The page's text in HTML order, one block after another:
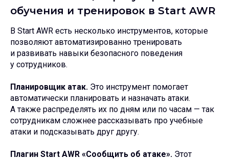
обучения и тренировок в Start AWR
В Start AWR есть несколько инструментов, которые
позволяют автоматизированно тренировать
и развивать навыки безопасного поведения
у сотрудников.
Планировщик атак. Это инструмент помогает
автоматически планировать и назначать атаки.
А также распределять их по дням или по часам — так
сотрудникам сложнее рассказывать про учебные
атаки и подсказывать друг другу.
Плагин Start AWR «Сообщить об атаке». Этот